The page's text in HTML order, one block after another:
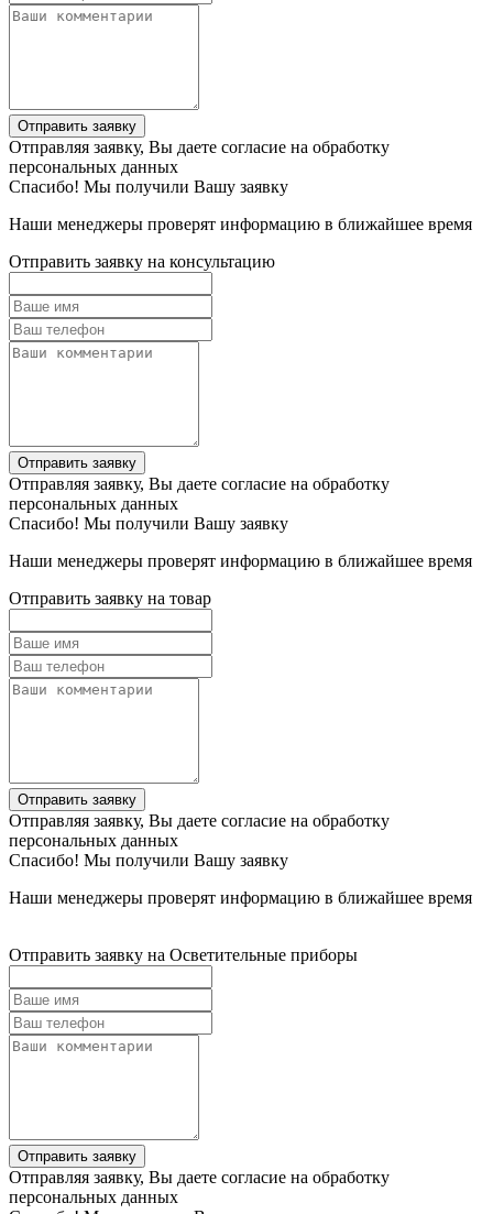
Отправить заявку
Отправляя заявку, Вы даете согласие на обработку
персональных данных
Спасибо! Мы получили Вашу заявку
Наши менеджеры проверят информацию в ближайшее время
Отправить заявку на консультацию
Отправить заявку
Отправляя заявку, Вы даете согласие на обработку
персональных данных
Спасибо! Мы получили Вашу заявку
Наши менеджеры проверят информацию в ближайшее время
Отправить заявку на товар
Отправить заявку
Отправляя заявку, Вы даете согласие на обработку
персональных данных
Спасибо! Мы получили Вашу заявку
Наши менеджеры проверят информацию в ближайшее время
Отправить заявку на Осветительные приборы
Отправить заявку
Отправляя заявку, Вы даете согласие на обработку
персональных данных